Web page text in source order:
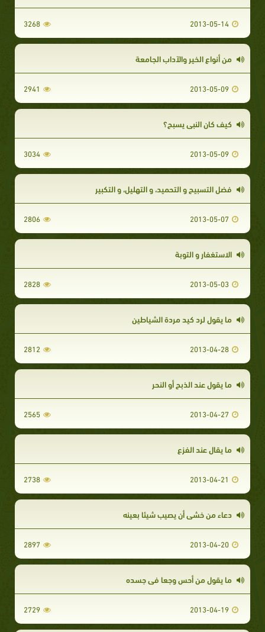
2013-05-14
3268
من أنواع الخير والآداب الجامعة
2013-05-09
2941
كيف كان النبي يسبح؟
2013-05-09
3034
فضل التسبيح و التحميد، و التهليل، و التكبير
2013-05-07
2806
الاستغفار و التوبة
2013-05-03
2828
ما يقول لرد كيد مردة الشياطين
2013-04-28
2812
ما يقول عند الذبح أو النحر
2013-04-27
2565
ما يقال عند الفزع
2013-04-21
2738
دعاء من خشي أن يصيب شيئا بعينه
2013-04-20
2897
ما يقول من أحس وجعا في جسده
2013-04-19
2729